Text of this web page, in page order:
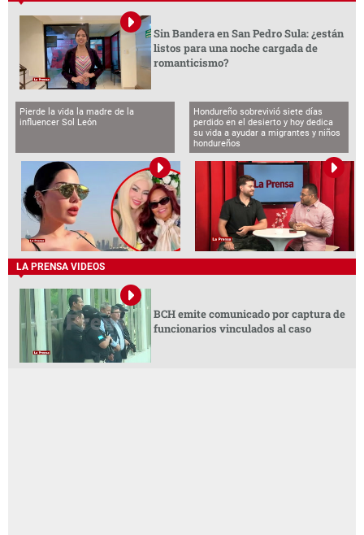
Sin Bandera en San Pedro Sula: ¿están
listos para una noche cargada de
romanticismo?
Pierde la vida la madre de la
influencer Sol León
Hondureño sobrevivió siete días
perdido en el desierto y hoy dedica
su vida a ayudar a migrantes y niños
hondureños
LA PRENSA VIDEOS
BCH emite comunicado por captura de
funcionarios vinculados al caso